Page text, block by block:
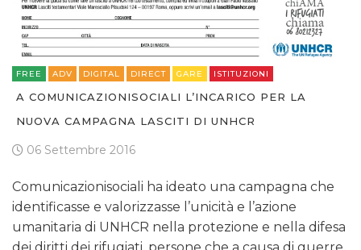
FREE ADV DIGITAL DIRECT GARE ISTITUZIONI
A COMUNICAZIONISOCIALI L’INCARICO PER LA
NUOVA CAMPAGNA LASCITI DI UNHCR
06 Settembre 2016
Comunicazionisociali ha ideato una campagna che
identificasse e valorizzasse l’unicità e l’azione
umanitaria di UNHCR nella protezione e nella difesa